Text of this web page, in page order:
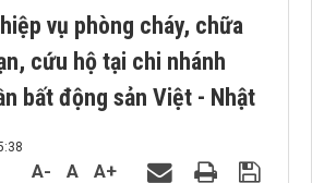
vụ phòng cháy, chữa
cứu hộ tại chi nhánh
bất động sản Việt - Nhật
A- A A+